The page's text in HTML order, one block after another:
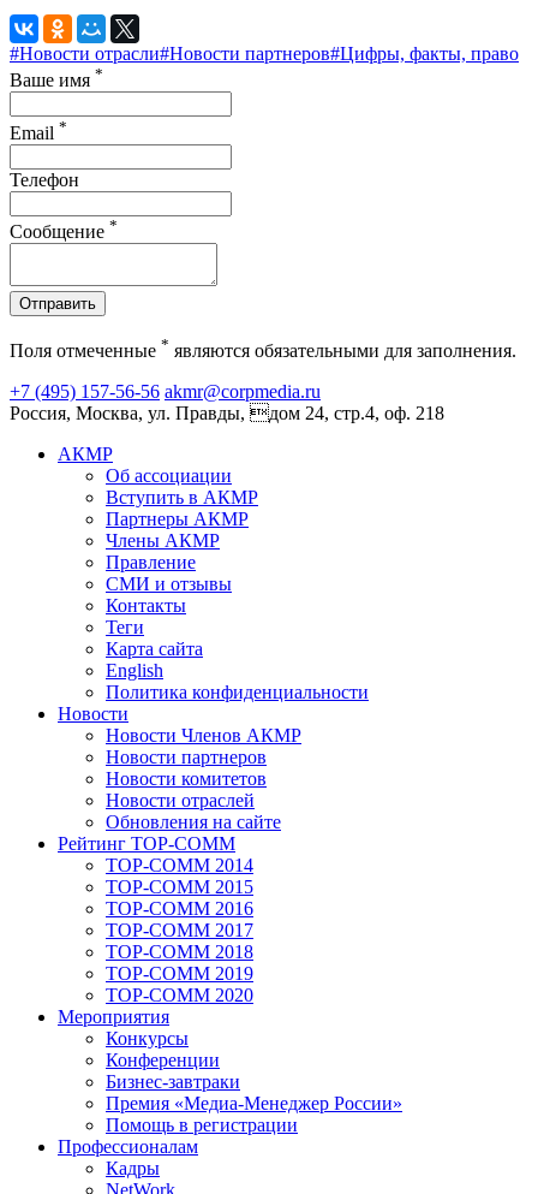
#Новости отрасли#Новости партнеров#Цифры, факты, право
Ваше имя *
Email *
Телефон
Сообщение *
Отправить
Поля отмеченные * являются обязательными для заполнения.
+7 (495) 157-56-56 akmr@corpmedia.ru
Россия, Москва, ул. Правды, дом 24, стр.4, оф. 218
АКМР
Об ассоциации
Вступить в АКМР
Партнеры АКМР
Члены АКМР
Правление
СМИ и отзывы
Контакты
Теги
Карта сайта
English
Политика конфиденциальности
Новости
Новости Членов АКМР
Новости партнеров
Новости комитетов
Новости отраслей
Обновления на сайте
Рейтинг TOP-COMM
TOP-COMM 2014
TOP-COMM 2015
TOP-COMM 2016
TOP-COMM 2017
TOP-COMM 2018
TOP-COMM 2019
TOP-COMM 2020
Мероприятия
Конкурсы
Конференции
Бизнес-завтраки
Премия «Медиа-Менеджер России»
Помощь в регистрации
Профессионалам
Кадры